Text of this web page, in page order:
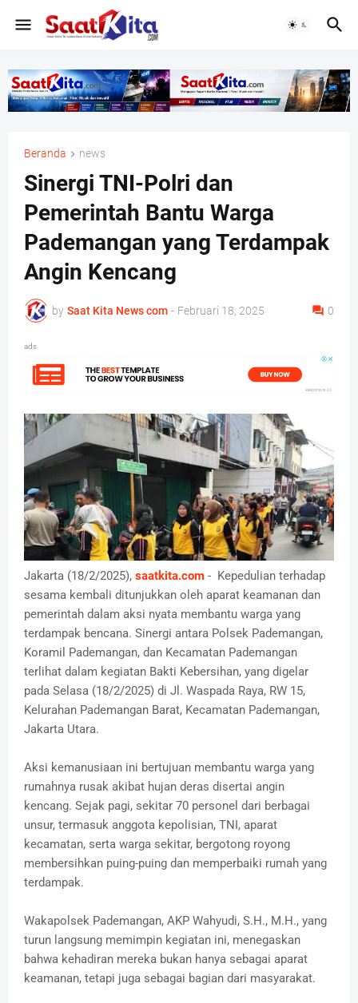
Beranda news
Sinergi TNI-Polri dan
Pemerintah Bantu Warga
Pademangan yang Terdampak
Angin Kencang
by Saat Kita News com - Februari 18, 2025 0
ads
Jakarta (18/2/2025), saatkita.com - Kepedulian terhadap
sesama kembali ditunjukkan oleh aparat keamanan dan
pemerintah dalam aksi nyata membantu warga yang
terdampak bencana. Sinergi antara Polsek Pademangan,
Koramil Pademangan, dan Kecamatan Pademangan
terlihat dalam kegiatan Bakti Kebersihan, yang digelar
pada Selasa (18/2/2025) di Jl. Waspada Raya, RW 15,
Kelurahan Pademangan Barat, Kecamatan Pademangan,
Jakarta Utara.
Aksi kemanusiaan ini bertujuan membantu warga yang
rumahnya rusak akibat hujan deras disertai angin
kencang. Sejak pagi, sekitar 70 personel dari berbagai
unsur, termasuk anggota kepolisian, TNI, aparat
kecamatan, serta warga sekitar, bergotong royong
membersihkan puing-puing dan memperbaiki rumah yang
terdampak.
Wakapolsek Pademangan, AKP Wahyudi, S.H., M.H., yang
turun langsung memimpin kegiatan ini, menegaskan
bahwa kehadiran mereka bukan hanya sebagai aparat
keamanan, tetapi juga sebagai bagian dari masyarakat.